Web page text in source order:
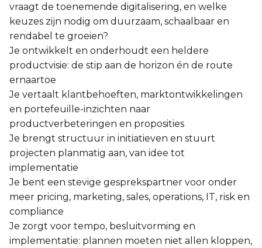
vraagt de toenemende digitalisering, en welke
keuzes zijn nodig om duurzaam, schaalbaar en
rendabel te groeien?
Je ontwikkelt en onderhoudt een heldere
productvisie: de stip aan de horizon én de route
ernaartoe
Je vertaalt klantbehoeften, marktontwikkelingen
en portefeuille-inzichten naar
productverbeteringen en proposities
Je brengt structuur in initiatieven en stuurt
projecten planmatig aan, van idee tot
implementatie
Je bent een stevige gesprekspartner voor onder
meer pricing, marketing, sales, operations, IT, risk en
compliance
Je zorgt voor tempo, besluitvorming en
implementatie: plannen moeten niet allen kloppen,